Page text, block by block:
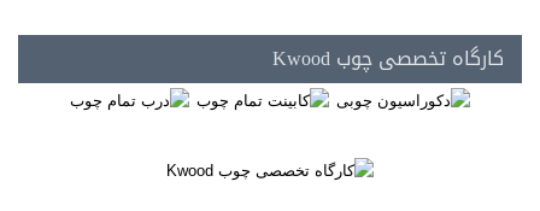
کارگاه تخصصی چوب Kwood